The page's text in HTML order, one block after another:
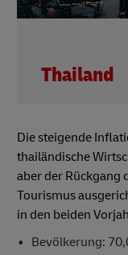
Thailand
Die steigende
thailändische
aber der Rückgang
Tourismus
in den beiden
Bevölkerung: